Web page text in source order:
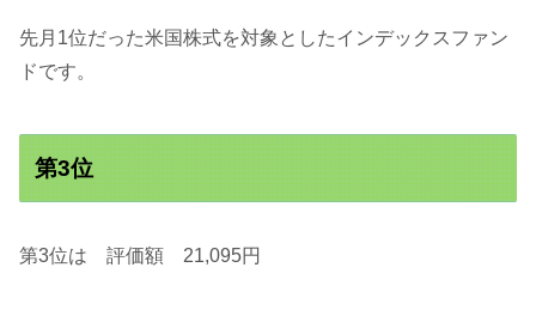
先月1位だった米国株式を対象としたインデックスファン
ドです。
第3位
第3位は 評価額 21,095円